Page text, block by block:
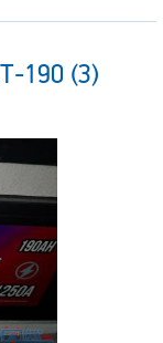
190 (3)